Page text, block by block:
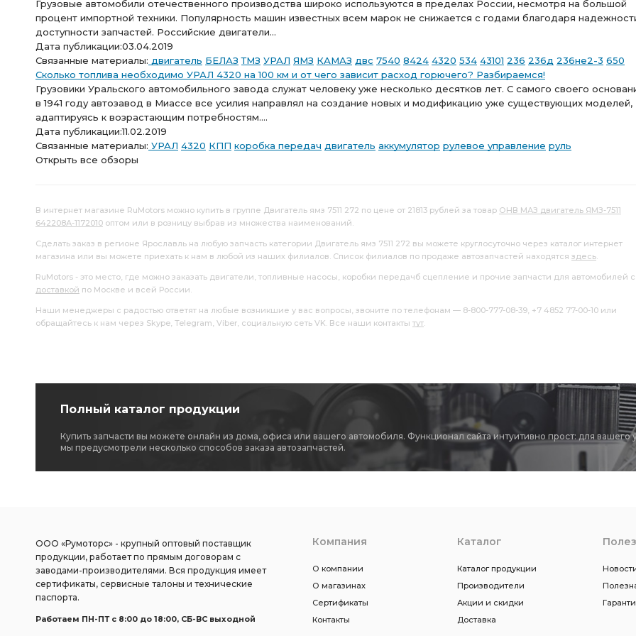
Грузовые автомобили отечественного производства широко используются в пределах России, несмотря на большой
процент импортной техники. Популярность машин известных всем марок не снижается с годами благодаря
доступности запчастей. Российские двигатели...
Дата публикации:03.04.2019
Связанные материалы: двигатель БЕЛАЗ ТМЗ УРАЛ ЯМЗ КАМАЗ двс 7540 8424 4320 534 43101 236 236д 236не2-3 650
Сколько топлива необходимо УРАЛ 4320 на 100 км и от чего зависит расход горючего? Разбираемся!
Грузовики Уральского автомобильного завода служат человеку уже несколько десятков лет. С самого своего
в 1941 году автозавод в Миассе все усилия направлял на создание новых и модификацию уже существующих моделей,
адаптируясь к возрастающим потребностям....
Дата публикации:11.02.2019
Связанные материалы: УРАЛ 4320 КПП коробка передач двигатель аккумулятор рулевое управление руль
Открыть все обзоры
В интернет магазине RuMotors можно купить в группе Двигатель ямз 7511 272 по цене от 21813 рублей за товар ОНВ МАЗ двигатель ЯМЗ-7511
642208А-1172010 оптом или в розницу выбрав из множества наименований.
Сделать заказ в регионе Ярославль на любую запчасть категории Двигатель ямз 7511 272 вы можете круглосуточно через каталог интернет
магазина или вы можете приехать к нам в любой из наших филиалов. Список филиалов по продаже автозапчастей находятся здесь.
RuMotors - это место, где можно заказать двигатели, топливные насосы, коробки передачб сцепление и прочие запчасти для автомобилей с
доставкой по Москве и всей России.
Наши менеджеры с радостью ответят на любые возникшие у вас вопросы, звоните по телефонам — 8-800-777-08-39, +7 4852 77-00-10 или
обращайтесь к нам через Skype, Telegram, Viber, социальную сеть VK. Все наши контакты тут.
Полный каталог продукции
Купить запчасти вы можете онлайн из дома, офиса или вашего автомобиля. Функционал сайта интуитивно прост: для вашего
мы предусмотрели несколько способов заказа автозапчастей.
ООО «Румоторс» - крупный оптовый поставщик
продукции, работает по прямым договорам с
заводами-производителями. Вся продукция имеет
сертификаты, сервисные талоны и технические
паспорта.
Работаем ПН-ПТ c 8:00 до 18:00, СБ-ВС выходной
Компания
О компании
О магазинах
Сертификаты
Контакты
Каталог
Каталог продукции
Производители
Акции и скидки
Доставка